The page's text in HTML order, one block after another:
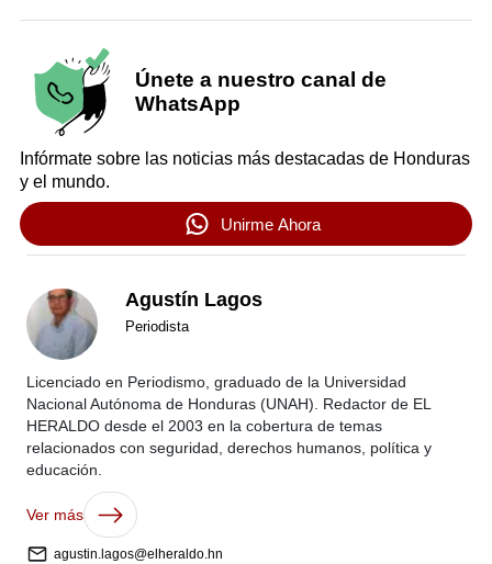
Únete a nuestro canal de
WhatsApp
Infórmate sobre las noticias más destacadas de Honduras
y el mundo.
Unirme Ahora
Agustín Lagos
Periodista
Licenciado en Periodismo, graduado de la Universidad
Nacional Autónoma de Honduras (UNAH). Redactor de EL
HERALDO desde el 2003 en la cobertura de temas
relacionados con seguridad, derechos humanos, política y
educación.
Ver más
agustin.lagos@elheraldo.hn